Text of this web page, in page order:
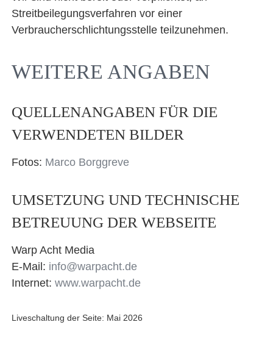
Streitbeilegungsverfahren vor einer
Verbraucherschlichtungsstelle teilzunehmen.
WEITERE ANGABEN
QUELLENANGABEN FÜR DIE
VERWENDETEN BILDER
Fotos: Marco Borggreve
UMSETZUNG UND TECHNISCHE
BETREUUNG DER WEBSEITE
Warp Acht Media
E-Mail: info@warpacht.de
Internet: www.warpacht.de
Liveschaltung der Seite: Mai 2026